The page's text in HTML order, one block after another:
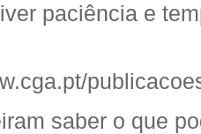
paciência e
saber o que